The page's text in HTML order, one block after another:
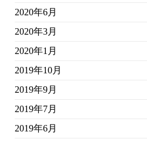
2020年6月
2020年3月
2020年1月
2019年10月
2019年9月
2019年7月
2019年6月